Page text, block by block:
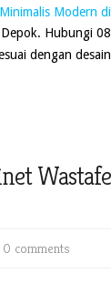
Hubungi
dengan
0 comments